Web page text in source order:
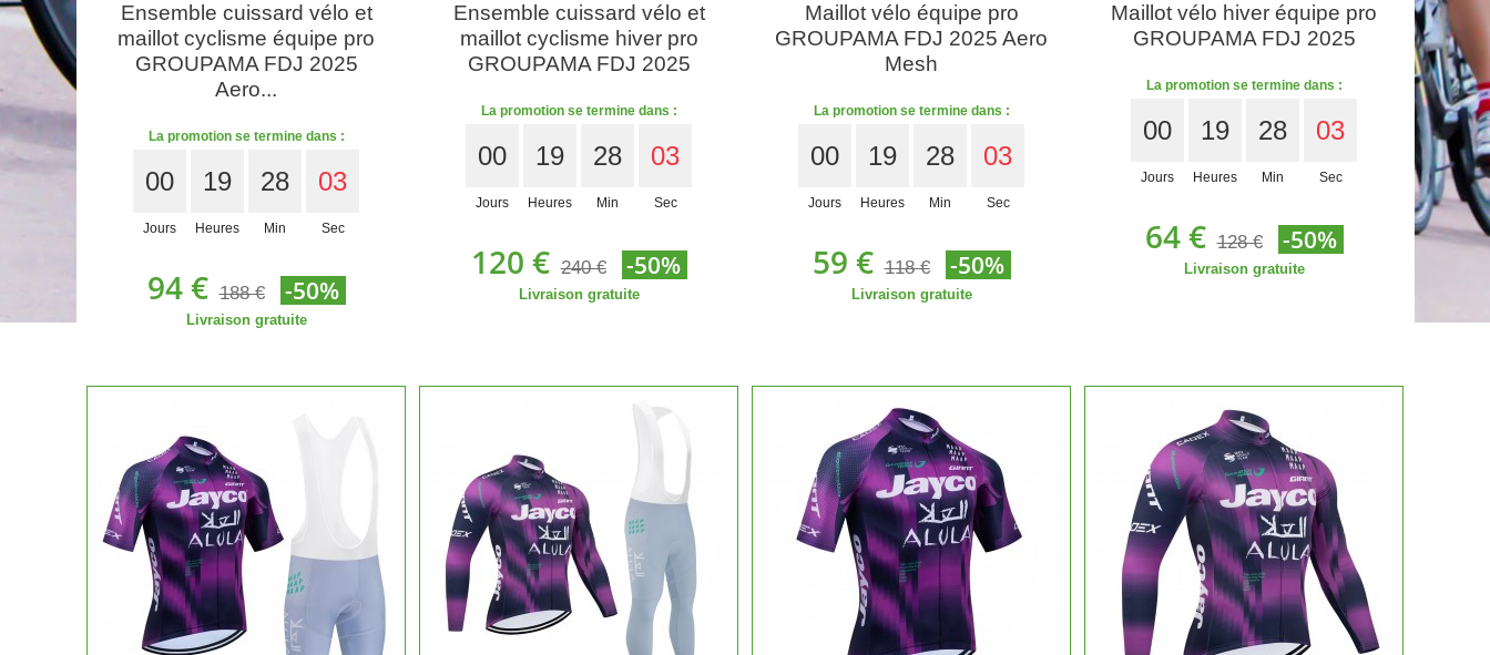
Ensemble cuissard vélo et
maillot cyclisme équipe pro
GROUPAMA FDJ 2025
Aero...
La promotion se termine dans :
00
Jours
19
Heures
28
Min
01
Sec
94 € 188 € -50%
Livraison gratuite
Ensemble cuissard vélo et
maillot cyclisme hiver pro
GROUPAMA FDJ 2025
La promotion se termine dans :
00
Jours
19
Heures
28
Min
01
Sec
120 € 240 € -50%
Livraison gratuite
Maillot vélo équipe pro
GROUPAMA FDJ 2025 Aero
Mesh
La promotion se termine dans :
00
Jours
19
Heures
28
Min
01
Sec
59 € 118 € -50%
Livraison gratuite
Maillot vélo hiver équipe pro
GROUPAMA FDJ 2025
La promotion se termine dans :
00
Jours
19
Heures
28
Min
01
Sec
64 € 128 € -50%
Livraison gratuite